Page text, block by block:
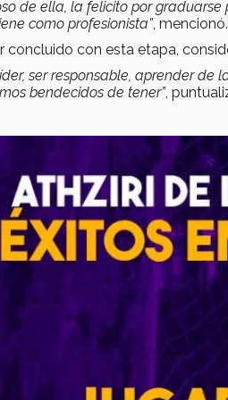
de ella, la felicito por
como profesionista”, mencionó.
concluido con esta etapa,
ser responsable, aprender
bendecidos de tener”,